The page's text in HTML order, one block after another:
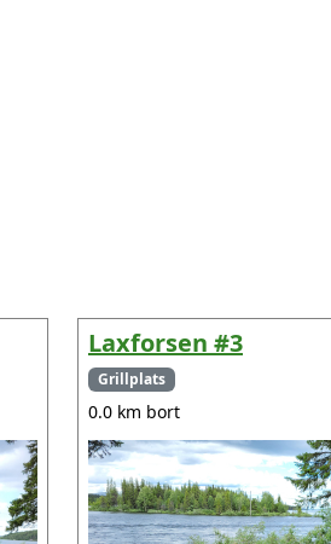
Laxforsen #3
Grillplats
0.0 km bort